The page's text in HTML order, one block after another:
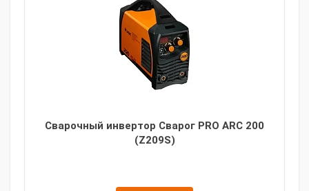
Сварочный инвертор Сварог PRO ARC 200
(Z209S)